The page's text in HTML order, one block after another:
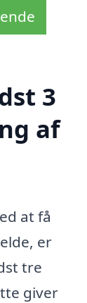
3
af
at få
er
tre
giver